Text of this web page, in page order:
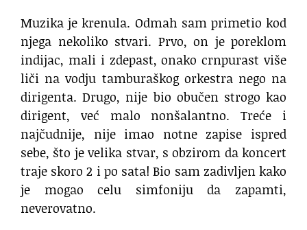
Muzika je krenula. Odmah sam primetio kod
njega nekoliko stvari. Prvo, on je poreklom
indijac, mali i zdepast, onako crnpurast više
liči na vodju tamburaškog orkestra nego na
dirigenta. Drugo, nije bio obučen strogo kao
dirigent, već malo nonšalantno. Treće i
najčudnije, nije imao notne zapise ispred
sebe, što je velika stvar, s obzirom da koncert
traje skoro 2 i po sata! Bio sam zadivljen kako
je mogao celu simfoniju da zapamti,
neverovatno.